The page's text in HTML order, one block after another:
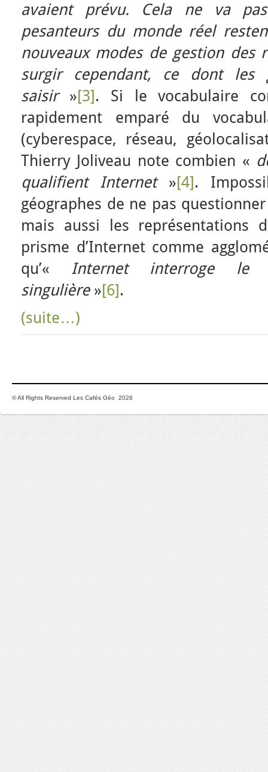
avaient prévu. Cela ne va
pesanteurs du monde réel
nouveaux modes de gestion des
surgir cependant, ce dont les
saisir»[3]. Si le vocabulaire
rapidement emparé du
(cyberespace, réseau,
Thierry Joliveau note combien «
qualifient Internet»[4].
géographes de ne pas
mais aussi les représentations
prisme d’Internet comme
qu’« Internet interroge le
singulière»[6].
(suite…)
© All Rights Reserved Les Cafés Géo 2026